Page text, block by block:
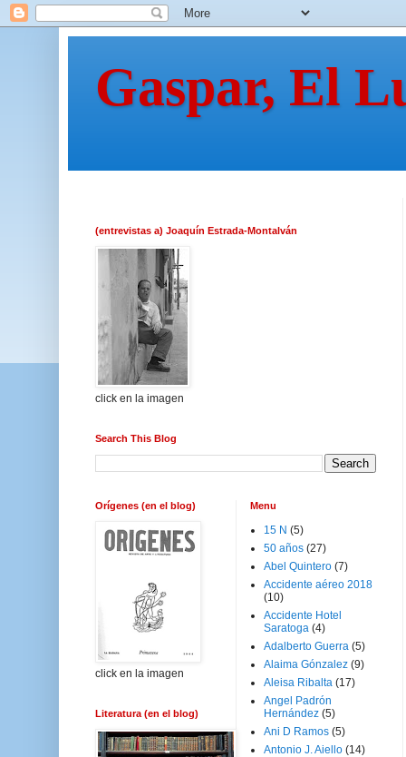
Gaspar, El
(entrevistas a) Joaquín Estrada-Montalván
click en la imagen
Search This Blog
Orígenes (en el blog)
click en la imagen
Literatura (en el blog)
Menu
15 N (5)
50 años (27)
Abel Quintero (7)
Accidente aéreo 2018
(10)
Accidente Hotel
Saratoga (4)
Adalberto Guerra (5)
Alaima Gónzalez (9)
Aleisa Ribalta (17)
Angel Padrón
Hernández (5)
Ani D Ramos (5)
Antonio J. Aiello (14)